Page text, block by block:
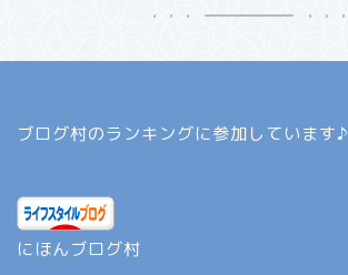
ブログ村のランキングに参加しています♪
にほんブログ村